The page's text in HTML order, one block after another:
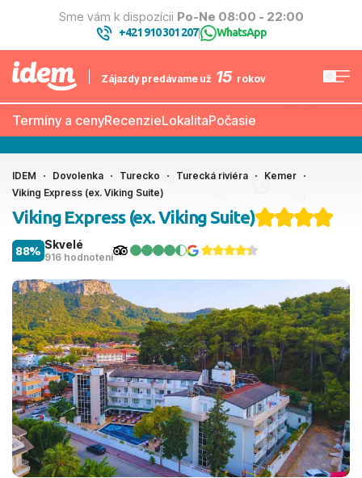
Sme vám k dispozícii Po-Ne 08:00 - 22:00
+421 910 301 207| WhatsApp
Zájazdy predávame už 15 rokov
Termíny a cenyRecenzieLokalitaPočasie
IDEM Dovolenka Turecko Turecká riviéra
Kemer
Viking Express (ex. Viking Suite)
Viking Express (ex. Viking Suite)
Skvelé
916 hodnotení
88%